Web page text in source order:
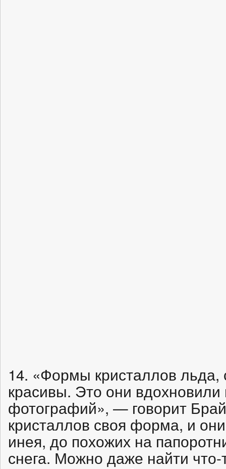
14. «Формы кристаллов льда,
красивы. Это они
фотографий», — говорит
кристаллов своя форма, и
инея, до похожих на
снега. Можно даже найти